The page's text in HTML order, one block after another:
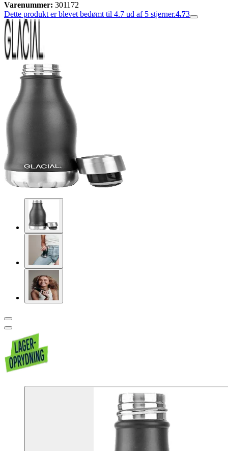
Varenummer: 301172
Dette produkt er blevet bedømt til 4.7 ud af 5 stjerner.4.73